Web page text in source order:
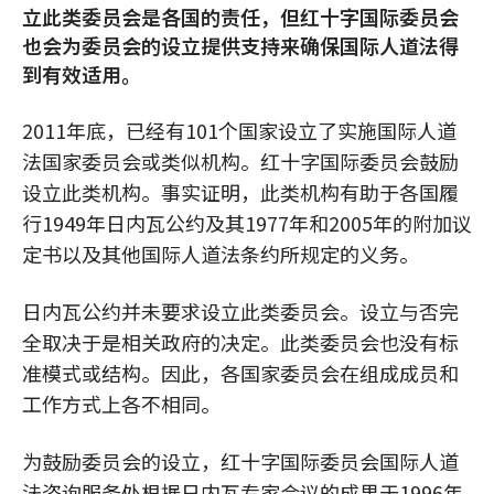
立此类委员会是各国的责任，但红十字国际委员会
也会为委员会的设立提供支持来确保国际人道法得
到有效适用。
2011年底，已经有101个国家设立了实施国际人道
法国家委员会或类似机构。红十字国际委员会鼓励
设立此类机构。事实证明，此类机构有助于各国履
行1949年日内瓦公约及其1977年和2005年的附加议
定书以及其他国际人道法条约所规定的义务。
日内瓦公约并未要求设立此类委员会。设立与否完
全取决于是相关政府的决定。此类委员会也没有标
准模式或结构。因此，各国家委员会在组成成员和
工作方式上各不相同。
为鼓励委员会的设立，红十字国际委员会国际人道